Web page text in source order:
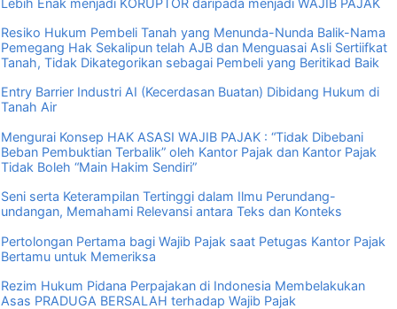
Resiko Hukum Pembeli Tanah yang Menunda-Nunda Balik-Nama
Pemegang Hak Sekalipun telah AJB dan Menguasai Asli Sertiifkat
Tanah, Tidak Dikategorikan sebagai Pembeli yang Beritikad Baik
Entry Barrier Industri AI (Kecerdasan Buatan) Dibidang Hukum di
Tanah Air
Mengurai Konsep HAK ASASI WAJIB PAJAK : “Tidak Dibebani
Beban Pembuktian Terbalik” oleh Kantor Pajak dan Kantor Pajak
Tidak Boleh “Main Hakim Sendiri”
Seni serta Keterampilan Tertinggi dalam Ilmu Perundang-
undangan, Memahami Relevansi antara Teks dan Konteks
Pertolongan Pertama bagi Wajib Pajak saat Petugas Kantor Pajak
Bertamu untuk Memeriksa
Rezim Hukum Pidana Perpajakan di Indonesia Membelakukan
Asas PRADUGA BERSALAH terhadap Wajib Pajak